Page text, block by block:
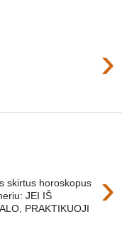
›
›
skirtus horoskopus
JEI IŠ
PRAKTIKUOJI